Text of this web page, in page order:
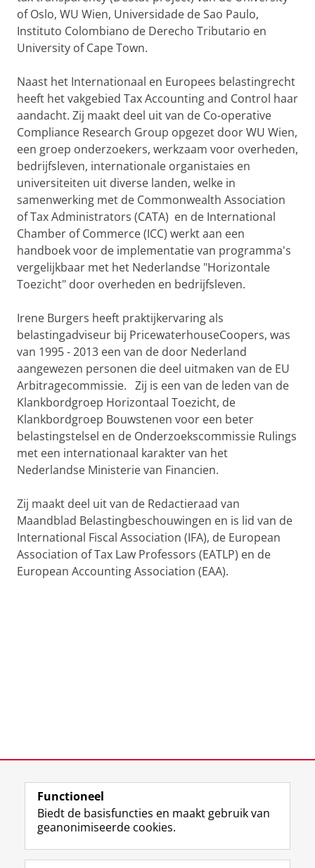
of Oslo, WU Wien, Universidade de Sao Paulo,
Instituto Colombiano de Derecho Tributario en
University of Cape Town.
Naast het Internationaal en Europees belastingrecht
heeft het vakgebied Tax Accounting and Control haar
aandacht. Zij maakt deel uit van de Co-operative
Compliance Research Group opgezet door WU Wien,
een groep onderzoekers, werkzaam voor overheden,
bedrijfsleven, internationale organistaies en
universiteiten uit diverse landen, welke in
samenwerking met de Commonwealth Association
of Tax Administrators (CATA) en de International
Chamber of Commerce (ICC) werkt aan een
handboek voor de implementatie van programma's
vergelijkbaar met het Nederlandse "Horizontale
Toezicht" door overheden en bedrijfsleven.
Irene Burgers heeft praktijkervaring als
belastingadviseur bij PricewaterhouseCoopers, was
van 1995 - 2013 een van de door Nederland
aangewezen personen die deel uitmaken van de EU
Arbitragecommissie. Zij is een van de leden van de
Klankbordgroep Horizontaal Toezicht, de
Klankbordgroep Bouwstenen voor een beter
belastingstelsel en de Onderzoekscommissie Rulings
met een internationaal karakter van het
Nederlandse Ministerie van Financien.
Zij maakt deel uit van de Redactieraad van
Maandblad Belastingbeschouwingen en is lid van de
International Fiscal Association (IFA), de European
Association of Tax Law Professors (EATLP) en de
European Accounting Association (EAA).
Laatst gewijzigd: 25 juni 2022 14:16
Volg de RUG
F
L
R I
Y
Functioneel
Biedt de basisfuncties en maakt gebruik van
geanonimiseerde cookies.